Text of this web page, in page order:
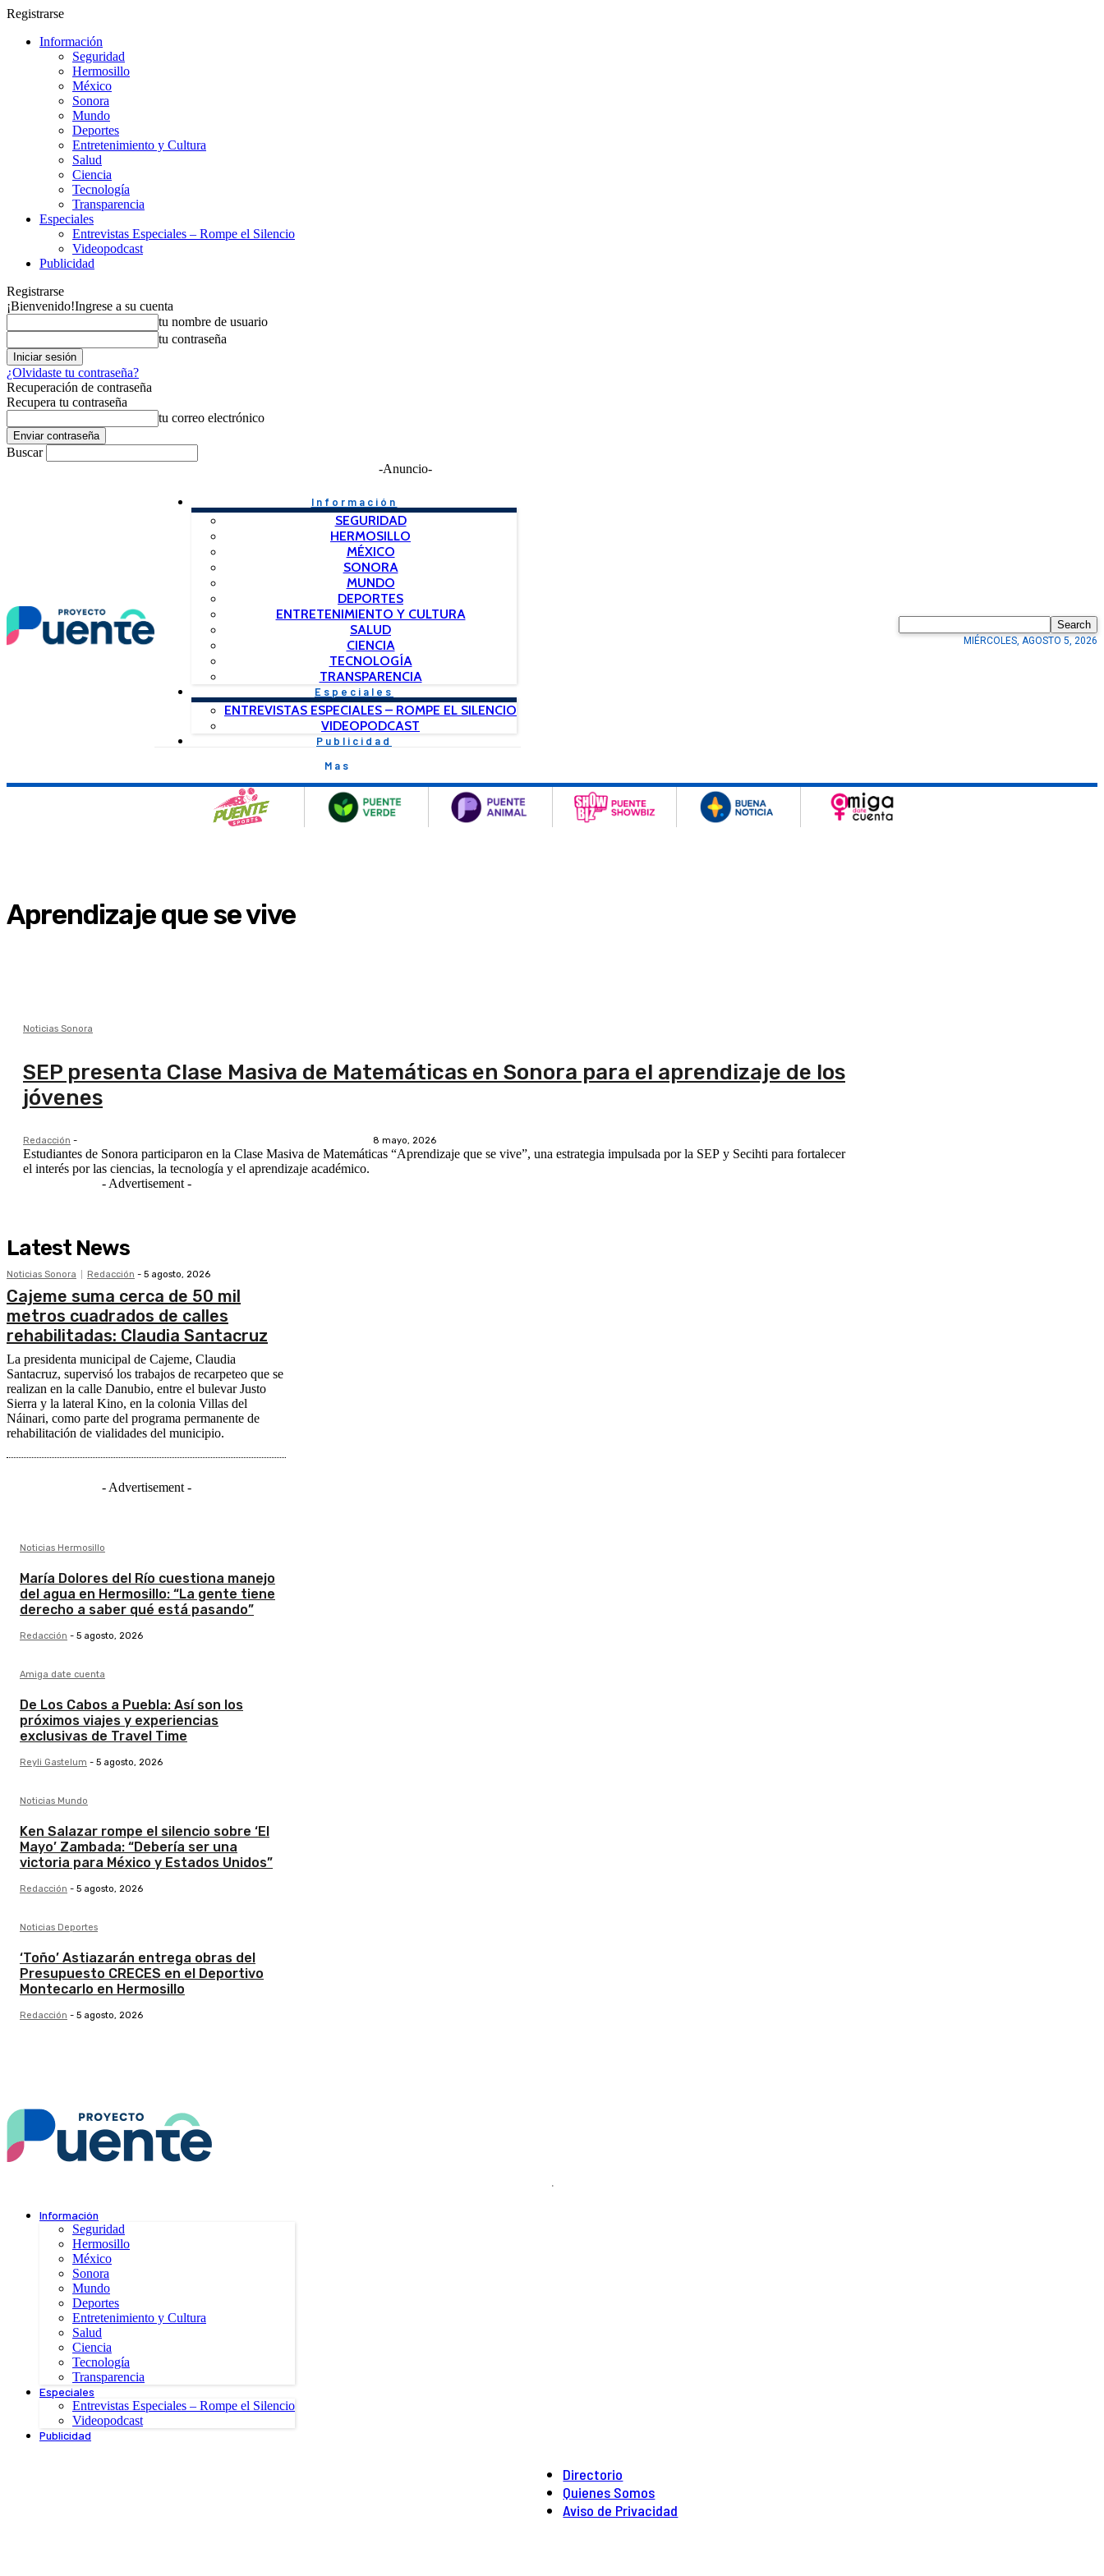
Registrarse
Información
Seguridad
Hermosillo
México
Sonora
Mundo
Deportes
Entretenimiento y Cultura
Salud
Ciencia
Tecnología
Transparencia
Especiales
Entrevistas Especiales – Rompe el Silencio
Videopodcast
Publicidad
Registrarse
¡Bienvenido!Ingrese a su cuenta
tu nombre de usuario
tu contraseña
¿Olvidaste tu contraseña?
Recuperación de contraseña
Recupera tu contraseña
tu correo electrónico
Buscar
-Anuncio-
Información
SEGURIDAD
HERMOSILLO
MÉXICO
SONORA
MUNDO
DEPORTES
ENTRETENIMIENTO Y CULTURA
SALUD
CIENCIA
TECNOLOGÍA
TRANSPARENCIA
Especiales
ENTREVISTAS ESPECIALES – ROMPE EL SILENCIO
VIDEOPODCAST
Publicidad
Mas
Search
MIÉRCOLES, AGOSTO 5, 2026
Aprendizaje que se vive
Noticias Sonora
SEP presenta Clase Masiva de Matemáticas en Sonora para el aprendizaje de los
jóvenes
Redacción - 8 mayo, 2026
Estudiantes de Sonora participaron en la Clase Masiva de Matemáticas “Aprendizaje que se vive”, una estrategia impulsada por la SEP y Secihti para fortalecer
el interés por las ciencias, la tecnología y el aprendizaje académico.
- Advertisement -
Latest News
Noticias Sonora Redacción - 5 agosto, 2026
Cajeme suma cerca de 50 mil
metros cuadrados de calles
rehabilitadas: Claudia Santacruz
La presidenta municipal de Cajeme, Claudia
Santacruz, supervisó los trabajos de recarpeteo que se
realizan en la calle Danubio, entre el bulevar Justo
Sierra y la lateral Kino, en la colonia Villas del
Náinari, como parte del programa permanente de
rehabilitación de vialidades del municipio.
- Advertisement -
Noticias Hermosillo
María Dolores del Río cuestiona manejo
del agua en Hermosillo: “La gente tiene
derecho a saber qué está pasando”
Redacción - 5 agosto, 2026
Amiga date cuenta
De Los Cabos a Puebla: Así son los
próximos viajes y experiencias
exclusivas de Travel Time
Reyli Gastelum - 5 agosto, 2026
Noticias Mundo
Ken Salazar rompe el silencio sobre ‘El
Mayo’ Zambada: “Debería ser una
victoria para México y Estados Unidos”
Redacción - 5 agosto, 2026
Noticias Deportes
‘Toño’ Astiazarán entrega obras del
Presupuesto CRECES en el Deportivo
Montecarlo en Hermosillo
Redacción - 5 agosto, 2026
.
Información
Seguridad
Hermosillo
México
Sonora
Mundo
Deportes
Entretenimiento y Cultura
Salud
Ciencia
Tecnología
Transparencia
Especiales
Entrevistas Especiales – Rompe el Silencio
Videopodcast
Publicidad
Directorio
Quienes Somos
Aviso de Privacidad